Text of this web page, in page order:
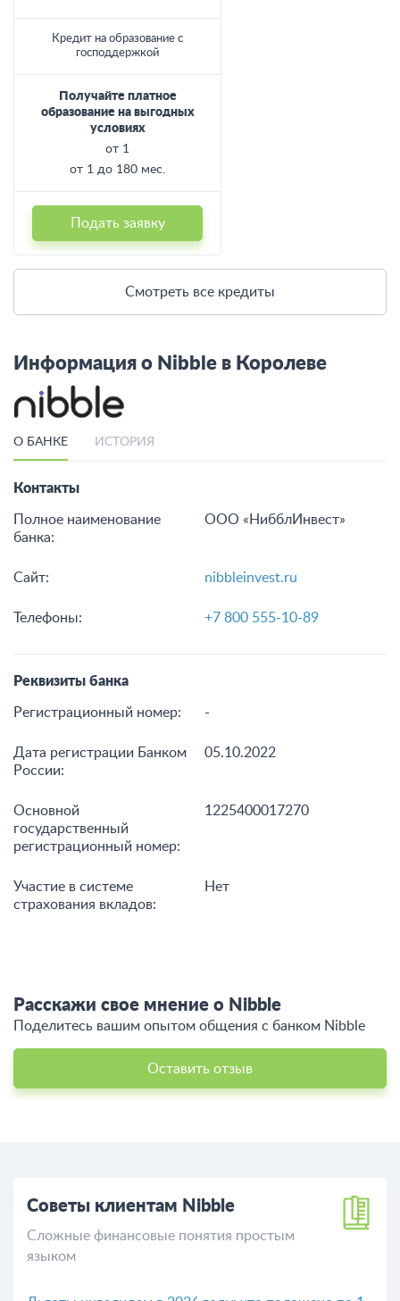
Кредит на образование с
господдержкой
Получайте платное
образование на выгодных
условиях
от 1
от 1 до 180 мес.
Подать заявку
Смотреть все кредиты
Информация о Nibble в Королеве
О БАНКЕ ИСТОРИЯ
Контакты
Полное наименование
банка:
ООО «НибблИнвест»
Сайт: nibbleinvest.ru
Телефоны: +7 800 555-10-89
Реквизиты банка
Регистрационный номер: -
Дата регистрации Банком
России:
05.10.2022
Основной
государственный
регистрационный номер:
1225400017270
Участие в системе
страхования вкладов:
Нет
Расскажи свое мнение о Nibble
Поделитесь вашим опытом общения c банком Nibble
Оставить отзыв
Советы клиентам Nibble
Сложные финансовые понятия простым
языком